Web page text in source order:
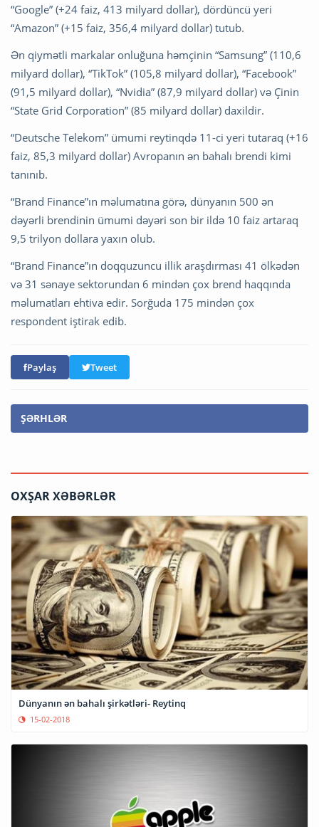
“Google” (+24 faiz, 413 milyard dollar), dördüncü yeri
“Amazon” (+15 faiz, 356,4 milyard dollar) tutub.
Ən qiymətli markalar onluğuna həmçinin “Samsung” (110,6
milyard dollar), “TikTok” (105,8 milyard dollar), “Facebook”
(91,5 milyard dollar), “Nvidia” (87,9 milyard dollar) və Çinin
“State Grid Corporation” (85 milyard dollar) daxildir.
“Deutsche Telekom” ümumi reytinqdə 11-ci yeri tutaraq (+16
faiz, 85,3 milyard dollar) Avropanın ən bahalı brendi kimi
tanınıb.
“Brand Finance”ın məlumatına görə, dünyanın 500 ən
dəyərli brendinin ümumi dəyəri son bir ildə 10 faiz artaraq
9,5 trilyon dollara yaxın olub.
“Brand Finance”ın doqquzuncu illik araşdırması 41 ölkədən
və 31 sənaye sektorundan 6 mindən çox brend haqqında
məlumatları ehtiva edir. Sorğuda 175 mindən çox
respondent iştirak edib.
Paylaş Tweet
ŞƏRHLƏR
OXŞAR XƏBƏRLƏR
Dünyanın ən bahalı şirkətləri- Reytinq
15-02-2018